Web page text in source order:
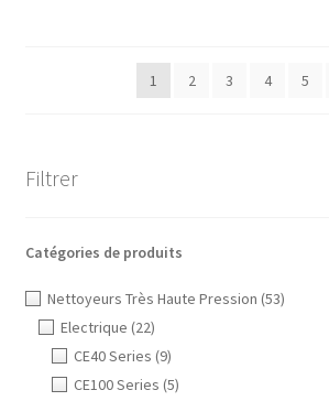
1 2 3 4 5
Filtrer
Catégories de produits
Nettoyeurs Très Haute Pression (53)
Electrique (22)
CE40 Series (9)
CE100 Series (5)